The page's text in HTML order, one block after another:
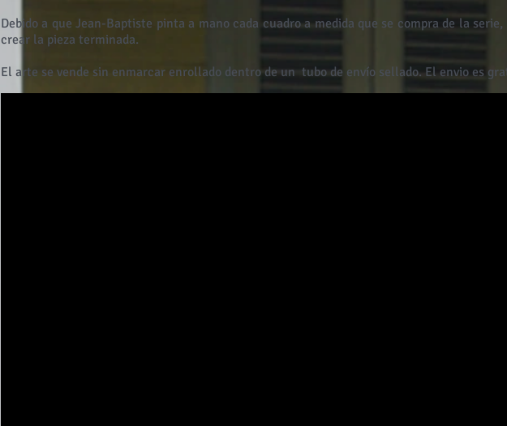
Debido a que Jean-Baptiste pinta a mano cada cuadro a medida que se compra de la
crear la pieza terminada.
El arte se vende sin enmarcar enrollado dentro de un tubo de envío sellado. El envio es